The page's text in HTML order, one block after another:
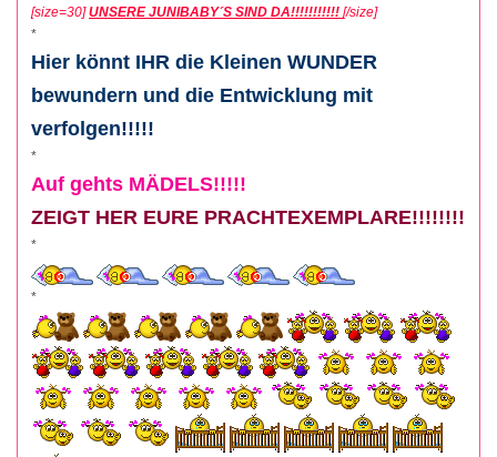
[size=30]UNSERE JUNIBABY´S SIND DA!!!!!!!!!!! [/size]
*
Hier könnt IHR die Kleinen WUNDER
bewundern und die Entwicklung mit
verfolgen!!!!!
*
Auf gehts MÄDELS!!!!!
ZEIGT HER EURE PRACHTEXEMPLARE!!!!!!!!
*
*